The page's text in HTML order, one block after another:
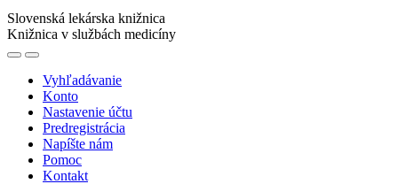
Slovenská lekárska knižnica
Knižnica v službách medicíny
Vyhľadávanie
Konto
Nastavenie účtu
Predregistrácia
Napíšte nám
Pomoc
Kontakt